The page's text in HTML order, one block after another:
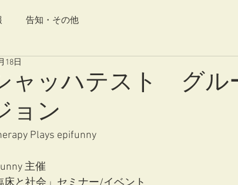
告知・その他
ャッハテスト グル
ョン
18日
Plays epifunny
主催